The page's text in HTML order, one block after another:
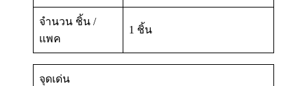
จำนวน ชิ้น /
แพค
1 ชิ้น
จุดเด่น